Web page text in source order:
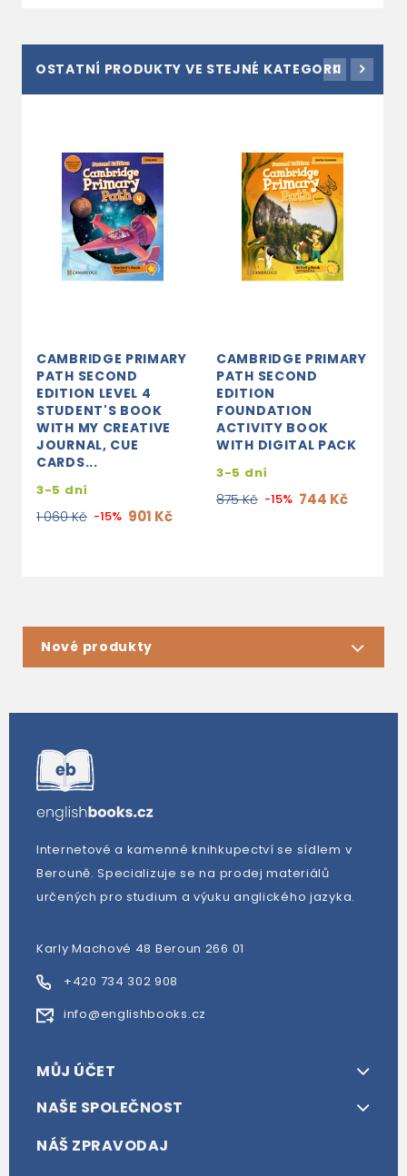
OSTATNÍ PRODUKTY VE STEJNÉ KATEGORII
CAMBRIDGE PRIMARY
PATH SECOND
EDITION LEVEL 4
STUDENT'S BOOK
WITH MY CREATIVE
JOURNAL, CUE
CARDS...
3-5 dní
1 060 Kč -15% 901 Kč
CAMBRIDGE PRIMARY
PATH SECOND
EDITION
FOUNDATION
ACTIVITY BOOK
WITH DIGITAL PACK
3-5 dní
875 Kč -15% 744 Kč
Nové produkty
Internetové a kamenné knihkupectví se sídlem v
Berouně. Specializuje se na prodej materiálů
určených pro studium a výuku anglického jazyka.
Karly Machové 48 Beroun 266 01
+420 734 302 908
info@englishbooks.cz
MŮJ ÚČET
NAŠE SPOLEČNOST
NÁŠ ZPRAVODAJ